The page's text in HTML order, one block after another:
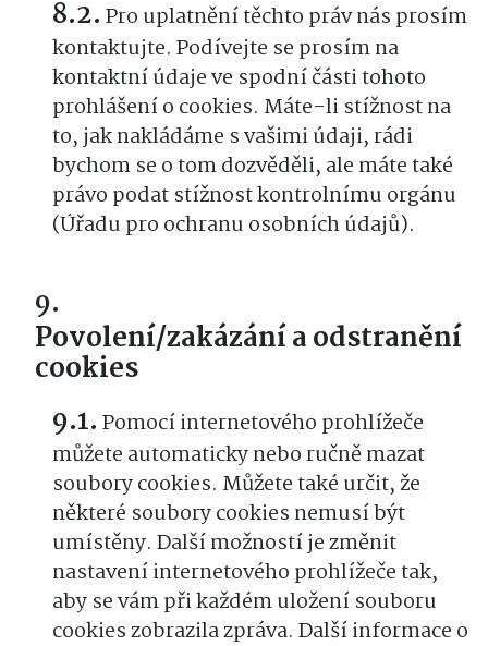
Pro uplatnění těchto práv nás prosím
kontaktujte. Podívejte se prosím na
kontaktní údaje ve spodní části tohoto
prohlášení o cookies. Máte-li stížnost na
to, jak nakládáme s vašimi údaji, rádi
bychom se o tom dozvěděli, ale máte také
právo podat stížnost kontrolnímu orgánu
(Úřadu pro ochranu osobních údajů).
Povolení/zakázání a odstranění
cookies
Pomocí internetového prohlížeče
můžete automaticky nebo ručně mazat
soubory cookies. Můžete také určit, že
některé soubory cookies nemusí být
umístěny. Další možností je změnit
nastavení internetového prohlížeče tak,
aby se vám při každém uložení souboru
cookies zobrazila zpráva. Další informace o